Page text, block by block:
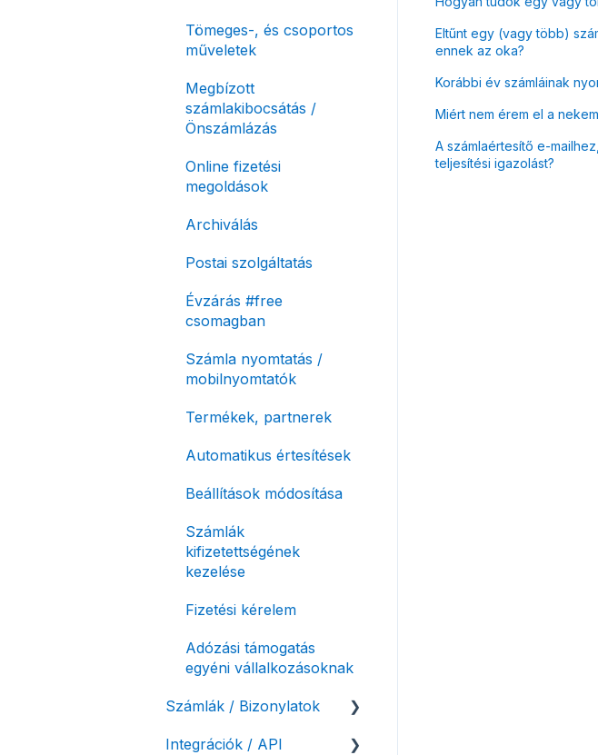
Eltűnt egy (vagy több)
ennek az oka?
Korábbi év számláinak
Miért nem érem el a
A számlaértesítő e-
teljesítési igazolást?
Tömeges-, és csoportos
műveletek
Megbízott
számlakibocsátás /
Önszámlázás
Online fizetési
megoldások
Archiválás
Postai szolgáltatás
Évzárás #free
csomagban
Számla nyomtatás /
mobilnyomtatók
Termékek, partnerek
Automatikus értesítések
Beállítások módosítása
Számlák
kifizetettségének
kezelése
Fizetési kérelem
Adózási támogatás
egyéni vállalkozásoknak
Számlák / Bizonylatok
Sztornó-, és helyesbítő
Integrációk / API